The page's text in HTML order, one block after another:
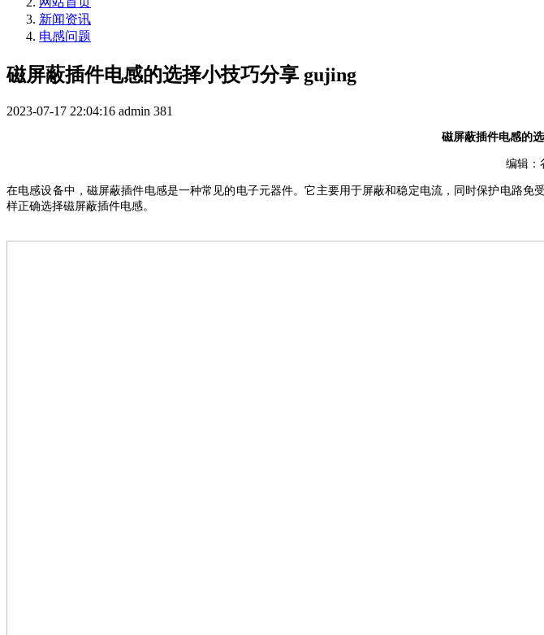
新闻资讯
电感问题
磁屏蔽插件电感的选择小技巧分享 gujing
2023-07-17 22:04:16 admin 381
磁屏蔽插件电感的
编辑：
在电感设备中， 磁屏蔽插件电感是一种常见的 电子元器件。它主要用于屏蔽和稳定电流，同时保护电路免
样正确选择磁屏蔽插件电感。